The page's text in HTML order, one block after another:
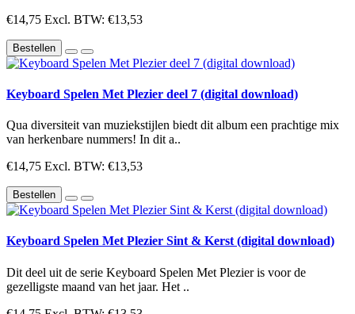
€14,75 Excl. BTW: €13,53
Bestellen
Keyboard Spelen Met Plezier deel 7 (digital download)
Qua diversiteit van muziekstijlen biedt dit album een prachtige mix
van herkenbare nummers! In dit a..
€14,75 Excl. BTW: €13,53
Bestellen
Keyboard Spelen Met Plezier Sint & Kerst (digital download)
Dit deel uit de serie Keyboard Spelen Met Plezier is voor de
gezelligste maand van het jaar. Het ..